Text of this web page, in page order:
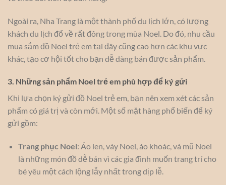
Ngoài ra, Nha Trang là một thành phố du lịch lớn, có lượng
khách du lịch đổ về rất đông trong mùa Noel. Do đó, nhu cầu
mua sắm đồ Noel trẻ em tại đây cũng cao hơn các khu vực
khác, tạo cơ hội tốt cho bạn dễ dàng bán được sản phẩm.
3. Những sản phẩm Noel trẻ em phù hợp để ký gửi
Khi lựa chọn ký gửi đồ Noel trẻ em, bạn nên xem xét các sản
phẩm có giá trị và còn mới. Một số mặt hàng phổ biến để ký
gửi gồm:
Trang phục Noel: Áo len, váy Noel, áo khoác, và mũ Noel
là những món đồ dễ bán vì các gia đình muốn trang trí cho
bé yêu một cách lộng lẫy nhất trong dịp lễ.